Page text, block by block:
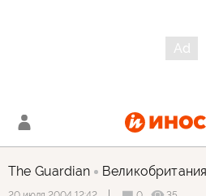
The Guardian Великобритания